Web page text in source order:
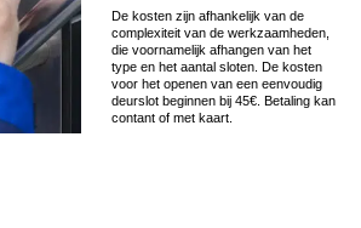
De kosten zijn afhankelijk van de
complexiteit van de werkzaamheden,
die voornamelijk afhangen van het
type en het aantal sloten. De kosten
voor het openen van een eenvoudig
deurslot beginnen bij 45€. Betaling kan
contant of met kaart.